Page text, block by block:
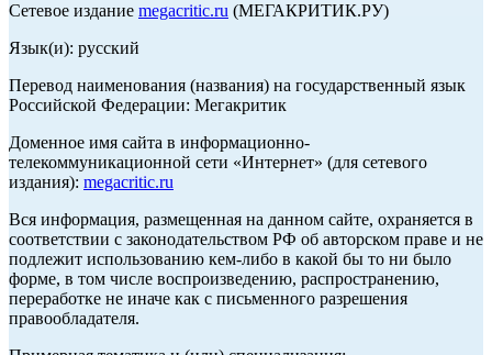
Сетевое издание megacritic.ru (МЕГАКРИТИК.РУ)
Язык(и): русский
Перевод наименования (названия) на государственный язык
Российской Федерации: Мегакритик
Доменное имя сайта в информационно-
телекоммуникационной сети «Интернет» (для сетевого
издания): megacritic.ru
Вся информация, размещенная на данном сайте, охраняется в
соответствии с законодательством РФ об авторском праве и не
подлежит использованию кем-либо в какой бы то ни было
форме, в том числе воспроизведению, распространению,
переработке не иначе как с письменного разрешения
правообладателя.